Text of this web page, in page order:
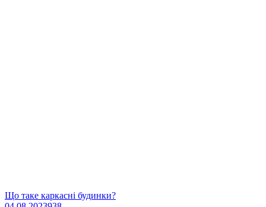
Що таке каркасні будинки?